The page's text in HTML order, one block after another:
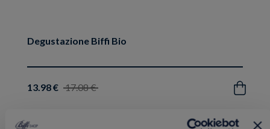
Degustazione Biffi Bio
13.98 € 17.08 € Acquista